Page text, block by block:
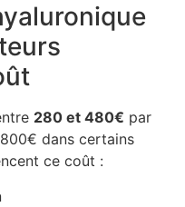
280 et 480€ par
dans certains
ce coût :